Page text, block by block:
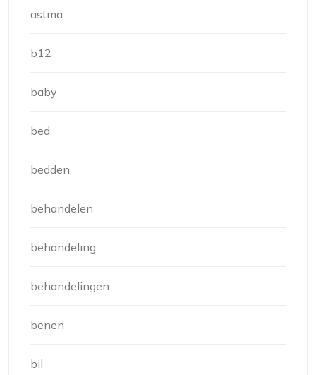
astma
b12
baby
bed
bedden
behandelen
behandeling
behandelingen
benen
bil